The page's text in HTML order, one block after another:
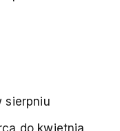
sierpniu
do kwietnia